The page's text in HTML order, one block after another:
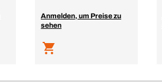
Anmelden, um Preise zu
sehen